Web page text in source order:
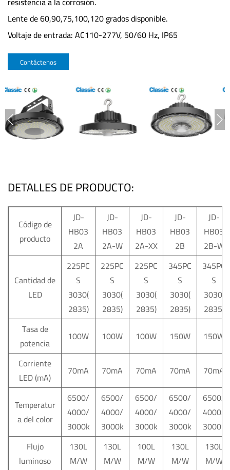
Lente de 60,90,75,100,120 grados disponible.
Voltaje de entrada: AC110-277V, 50/60 Hz, IP65
Contáctenos
DETALLES DE PRODUCTO:
Código de
producto
JD-
HB03
2A
JD-
HB03
2A-W
JD-
HB03
2A-XX
JD-
HB03
2B
JD-
HB03
2B-W
Cantidad de
LED
225PC
S
3030(
2835)
225PC
S
3030(
2835)
225PC
S
3030(
2835)
345PC
S
3030(
2835)
345PC
S
3030(
2835)
Tasa de
potencia
100W 100W 100W 150W
150W
Corriente
LED (mA)
70mA 70mA 70mA 70mA 70mA
Temperatur
a del color
6500/
4000/
3000k
6500/
4000/
3000k
6500/
4000/
3000k
6500/
4000/
3000k
6500/
4000/
3000k
Flujo
luminoso
130L
M/W
130L
M/W
100L
M/W
130L
M/W
130L
M/W